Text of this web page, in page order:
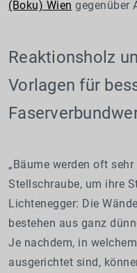
(Boku) Wien gegenüber
Reaktionsholz
Vorlagen für
„Bäume werden oft
Stellschraube, um ihre
Lichtenegger: Die
bestehen aus ganz
Je nachdem, in
ausgerichtet sind,